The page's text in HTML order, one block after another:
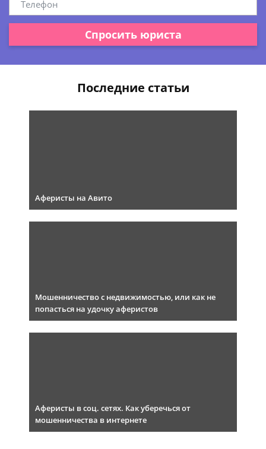
Спросить юриста
Последние статьи
Аферисты на Авито
Мошенничество с недвижимостью, или как не
попасться на удочку аферистов
Аферисты в соц. сетях. Как уберечься от
мошенничества в интернете